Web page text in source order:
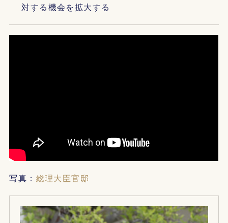
対する機会を拡大する
写真： 総理大臣官邸